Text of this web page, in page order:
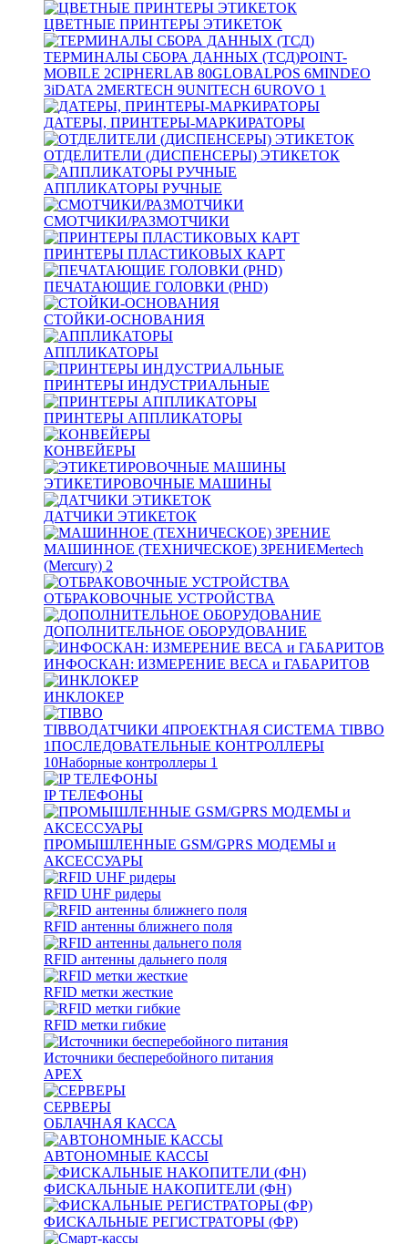
ЦВЕТНЫЕ ПРИНТЕРЫ ЭТИКЕТОК
ТЕРМИНАЛЫ СБОРА ДАННЫХ (ТСД)POINT-
MOBILE 2CIPHERLAB 80GLOBALPOS 6MINDEO
3iDATA 2MERTECH 9UNITECH 6UROVO 1
ДАТЕРЫ, ПРИНТЕРЫ-МАРКИРАТОРЫ
ОТДЕЛИТЕЛИ (ДИСПЕНСЕРЫ) ЭТИКЕТОК
АППЛИКАТОРЫ РУЧНЫЕ
СМОТЧИКИ/РАЗМОТЧИКИ
ПРИНТЕРЫ ПЛАСТИКОВЫХ КАРТ
ПЕЧАТАЮЩИЕ ГОЛОВКИ (PHD)
СТОЙКИ-ОСНОВАНИЯ
АППЛИКАТОРЫ
ПРИНТЕРЫ ИНДУСТРИАЛЬНЫЕ
ПРИНТЕРЫ АППЛИКАТОРЫ
КОНВЕЙЕРЫ
ЭТИКЕТИРОВОЧНЫЕ МАШИНЫ
ДАТЧИКИ ЭТИКЕТОК
МАШИННОЕ (ТЕХНИЧЕСКОЕ) ЗРЕНИЕMertech
(Mercury) 2
ОТБРАКОВОЧНЫЕ УСТРОЙСТВА
ДОПОЛНИТЕЛЬНОЕ ОБОРУДОВАНИЕ
ИНФОСКАН: ИЗМЕРЕНИЕ ВЕСА и ГАБАРИТОВ
ИНКЛОКЕР
TIBBOДАТЧИКИ 4ПРОЕКТНАЯ СИСТЕМА TIBBO
1ПОСЛЕДОВАТЕЛЬНЫЕ КОНТРОЛЛЕРЫ
10Наборные контроллеры 1
IP ТЕЛЕФОНЫ
ПРОМЫШЛЕННЫЕ GSM/GPRS МОДЕМЫ и
АКСЕССУАРЫ
RFID UHF ридеры
RFID антенны ближнего поля
RFID антенны дальнего поля
RFID метки жесткие
RFID метки гибкие
Источники бесперебойного питания
APEX
СЕРВЕРЫ
ОБЛАЧНАЯ КАССА
АВТОНОМНЫЕ КАССЫ
ФИСКАЛЬНЫЕ НАКОПИТЕЛИ (ФН)
ФИСКАЛЬНЫЕ РЕГИСТРАТОРЫ (ФР)